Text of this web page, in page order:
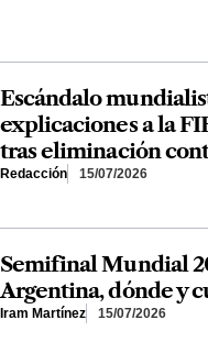
Escándalo
explicaciones a la
tras eliminación
Redacción 15/07/2026
Semifinal Mundial
Argentina, dónde y
Iram Martínez 15/07/2026